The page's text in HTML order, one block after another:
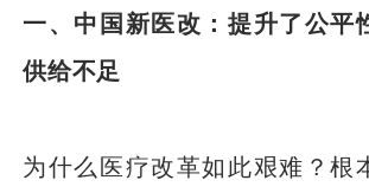
一、中国新医改：提升了公平
供给不足
为什么医疗改革如此艰难？根